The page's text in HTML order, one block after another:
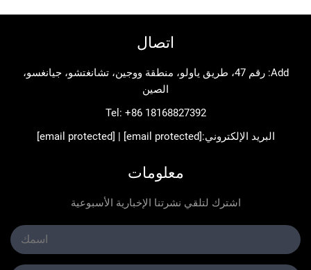
Add: رقم 47، طريق ياولو، منطقة ووجين، تشانغتشو، جيانغسو،
Tel:+86 18168827392
الإلكتروني:[email protected]
|
[email protected]
معلومات
اشترك لتلقي نشرتنا الإخبارية الأسبوعية